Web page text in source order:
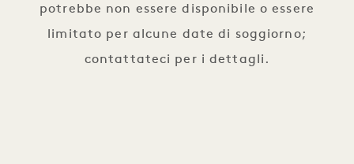
potrebbe non essere disponibile o essere
limitato per alcune date di soggiorno;
contattateci per i dettagli.